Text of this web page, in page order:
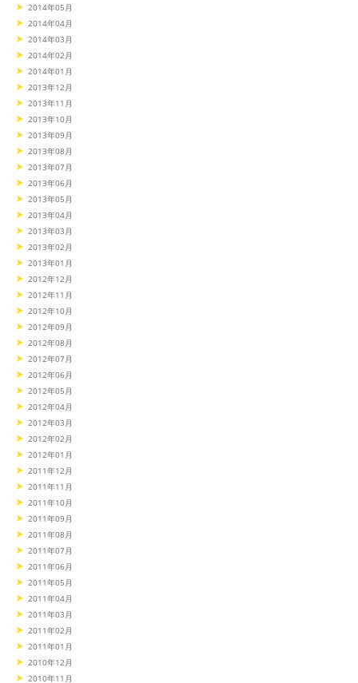
2014年05月
2014年04月
2014年03月
2014年02月
2014年01月
2013年12月
2013年11月
2013年10月
2013年09月
2013年08月
2013年07月
2013年06月
2013年05月
2013年04月
2013年03月
2013年02月
2013年01月
2012年12月
2012年11月
2012年10月
2012年09月
2012年08月
2012年07月
2012年06月
2012年05月
2012年04月
2012年03月
2012年02月
2012年01月
2011年12月
2011年11月
2011年10月
2011年09月
2011年08月
2011年07月
2011年06月
2011年05月
2011年04月
2011年03月
2011年02月
2011年01月
2010年12月
2010年11月